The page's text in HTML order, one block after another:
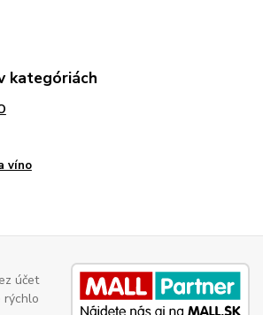
kategóriách
víno
účet
rýchlo